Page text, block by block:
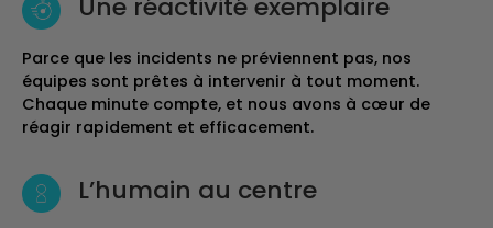
Parce que les incidents ne préviennent pas, nos
équipes sont prêtes à intervenir à tout moment.
Chaque minute compte, et nous avons à cœur de
réagir rapidement et efficacement.
L’humain au centre